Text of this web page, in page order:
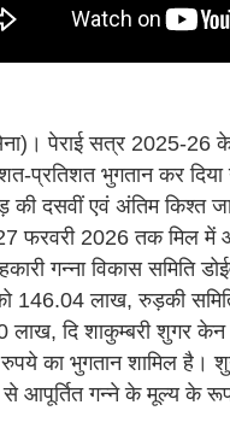
पेराई सत्र 2025-26 के
प्रतिशत भुगतान कर
दसवीं एवं अंतिम किश्त
फरवरी 2026 तक मिल में
गन्ना विकास समिति
146.04 लाख, रुड़की
लाख, दि शाकुम्बरी शुगर
का भुगतान शामिल है।
से आपूर्तित गन्ने के मूल्य